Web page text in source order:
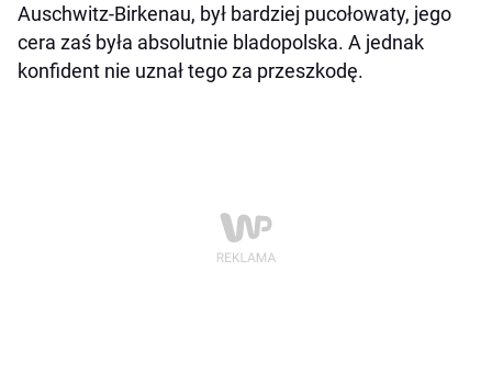
Auschwitz-Birkenau, był bardziej pucołowaty, jego
cera zaś była absolutnie bladopolska. A jednak
konfident nie uznał tego za przeszkodę.